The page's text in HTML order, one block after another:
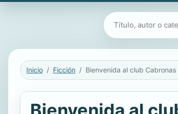
Buscar libros
Inicio Ficción